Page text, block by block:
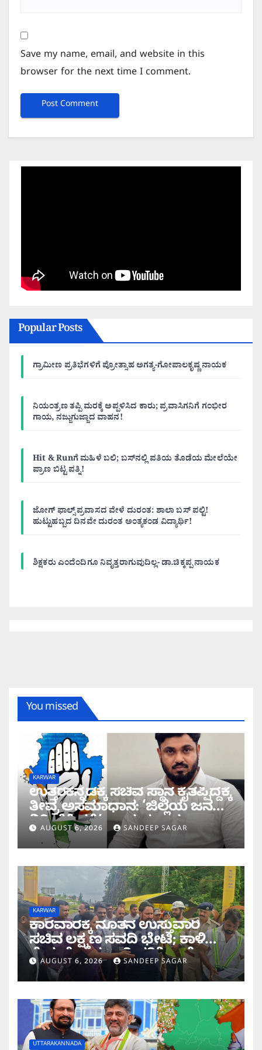
Save my name, email, and website in this
browser for the next time I comment.
Popular Posts
ಗ್ರಾಮೀಣ ಪ್ರತಿಭೆಗಳಿಗೆ ಪ್ರೋತ್ಸಾಹ ಅಗತ್ಯ-ಗೋಪಾಲಕೃಷ್ಣ ನಾಯಕ
ನಿಯಂತ್ರಣ ತಪ್ಪಿ ಮರಕ್ಕೆ ಅಪ್ಪಳಿಸಿದ ಕಾರು; ಪ್ರವಾಸಿಗನಿಗೆ ಗಂಭೀರ
ಗಾಯ, ನಜ್ಜುಗುಜ್ಜಾದ ವಾಹನ!
Hit & Runಗೆ ಮಹಿಳೆ ಬಲಿ; ಬಸ್‌ನಲ್ಲಿ ಪತಿಯ ತೊಡೆಯ ಮೇಲೆಯೇ
ಪ್ರಾಣ ಬಿಟ್ಟ ಪತ್ನಿ!
ಜೋಗ್ ಫಾಲ್ಸ್ ಪ್ರವಾಸದ ವೇಳೆ ದುರಂತ: ಶಾಲಾ ಬಸ್ ಪಲ್ಟಿ!
ಹುಟ್ಟುಹಬ್ಬದ ದಿನವೇ ದುರಂತ ಅಂತ್ಯಕಂಡ ವಿದ್ಯಾರ್ಥಿ!
ಶಿಕ್ಷಕರು ಎಂದೆಂದಿಗೂ ನಿವೃತ್ತರಾಗುವುದಿಲ್ಲ- ಡಾ.ಚಿಕ್ಕಪ್ಪ ನಾಯಕ
You missed
KARWAR
ಉತ್ತರಕನ್ನಡಕ್ಕೆ ಸಚಿವ ಸ್ಥಾನ ಕೈತಪ್ಪಿದ್ದಕ್ಕೆ
ತೀವ್ರ ಅಸಮಾಧಾನ: ‘ಜಿಲ್ಲೆಯ ಜನರ
ನಿರೀಕ್ಷೆಗೆ ಧಕ್ಕೆ’ ಎಂದ ಪ್ರಸಾದ
ಗಾಂವಕರ್
AUGUST 6, 2026 SANDEEP SAGAR
KARWAR
ಕಾರವಾರಕ್ಕೆ ನೂತನ ಉಸ್ತುವಾರಿ
ಸಚಿವ ಲಕ್ಷ್ಮಣ ಸವದಿ ಭೇಟಿ; ಕಾಳಿ
ಸೇತುವೆ ಕಾಮಗಾರಿ ಪರಿಶೀಲನೆ
AUGUST 6, 2026 SANDEEP SAGAR
UTTARAKANNADA